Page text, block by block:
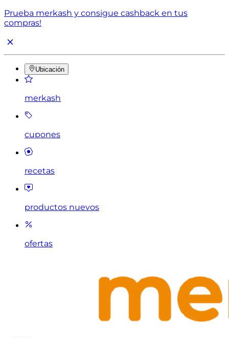
Prueba merkash y consigue cashback en tus
compras!
Ubicación
merkash
cupones
recetas
productos nuevos
ofertas